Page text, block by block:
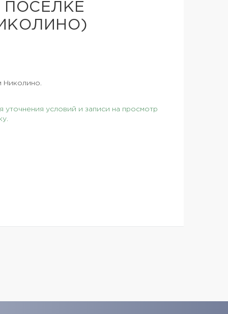
Николино.
условий и записи на просмотр